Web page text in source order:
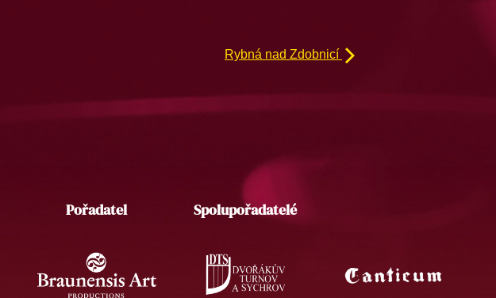
Rybná nad Zdobnicí
Pořadatel Spolupořadatelé